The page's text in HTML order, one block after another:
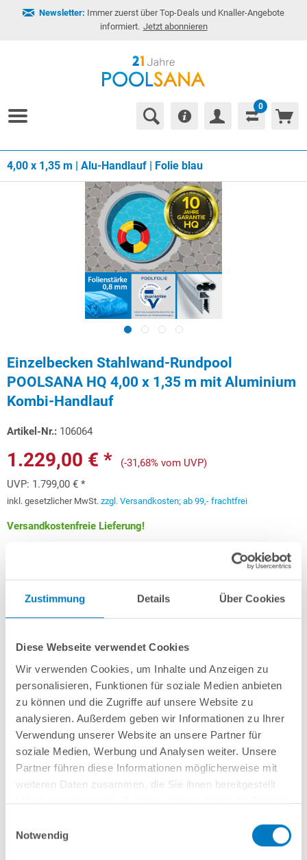
Zustimmung Details Über Cookies
Diese Webseite verwendet Cookies
Wir verwenden Cookies, um Inhalte und Anzeigen zu
personalisieren, Funktionen für soziale Medien anbieten
zu können und die Zugriffe auf unsere Website zu
analysieren. Außerdem geben wir Informationen zu Ihrer
Verwendung unserer Website an unsere Partner für
soziale Medien, Werbung und Analysen weiter. Unsere
Partner führen diese Informationen möglicherweise mit
weiteren Daten zusammen, die Sie ihnen bereitgestellt
Notwendig
Newsletter: Immer zuerst über Top-Deals und Knaller-Angebote
informiert. Jetzt abonnieren
0
4,00 x 1,35 m | Alu-Handlauf | Folie blau
Einzelbecken Stahlwand-Rundpool
POOLSANA HQ 4,00 x 1,35 m mit Aluminium
Kombi-Handlauf
Artikel-Nr.: 106064
1.229,00 € *
(-31,68% vom UVP)
UVP: 1.799,00 € *
inkl. gesetzlicher MwSt. zzgl. Versandkosten; ab 99,- frachtfrei
Versandkostenfreie Lieferung!
Weitere Informationen
aus 0,7 mm starker, feuerverzinkter Stahlwand + sehr passgenauer, blauer
PVC-Poolfolie 0,8 mm mitEinhängebiese+Kombi-Spezialhandlauf aus
hochwertigem und stabilem Aluminium sowie Bodenschienen aus
Kunststoff.
Vergleichen Merken